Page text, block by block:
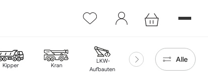
WUNSCHLISTE
Account
Kipper Kran
LKW-
Aufbauten
Mulden Zubehör
Alle